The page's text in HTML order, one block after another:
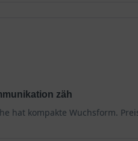
zäh
hat kompakte Wuchsform.